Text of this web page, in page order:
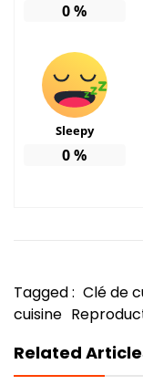
0%
Sleepy
0%
Tagged : Clé de
cuisine
Related